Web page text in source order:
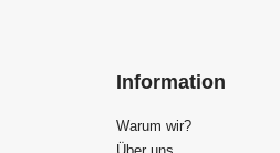
Information
Warum wir?